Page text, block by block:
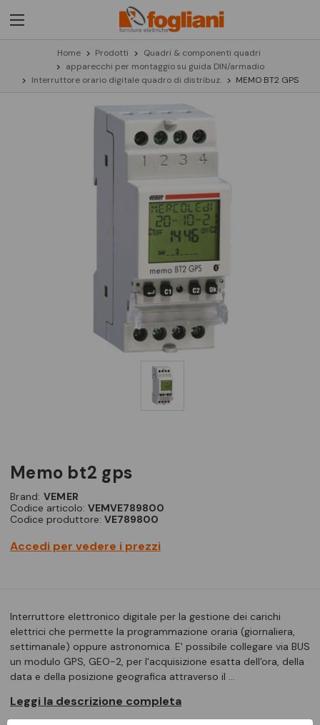
Home Prodotti
Quadri & componenti quadri
apparecchi per montaggio su guida DIN/armadio
Interruttore orario digitale quadro di distribuz.
MEMO BT2 GPS
memo bt2 gps
Brand: VEMER
Codice articolo: VEMVE789800
Codice produttore: VE789800
Accedi per vedere i prezzi
Interruttore elettronico digitale per la gestione dei carichi
elettrici che permette la programmazione oraria (giornaliera,
settimanale) oppure astronomica. E' possibile collegare via BUS
un modulo GPS, GEO-2, per l'acquisizione esatta dell'ora, della
data e della posizione geografica attraverso il …
Leggi la descrizione completa